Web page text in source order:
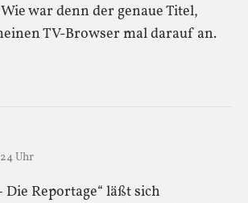
war denn der genaue Titel,
TV-Browser mal darauf an.
Uhr
Die Reportage“ läßt sich